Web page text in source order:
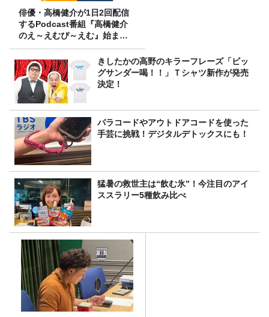
俳優・高橋健介が1日2回配信
するPodcast番組『高橋健介
のえ～えむぴ～えむ』始まり
ます
きしたかの高野のキラーフレーズ「ビッ
グサンダー喝！！」Ｔシャツ新作が発売
決定！
パラコードやアウトドアコードを使った
手芸に挑戦！デジタルデトックスにも！
猛暑の救世主は“飲む氷”！今注目のアイ
ススラリー5種飲み比べ